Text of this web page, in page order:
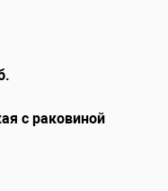
с раковиной